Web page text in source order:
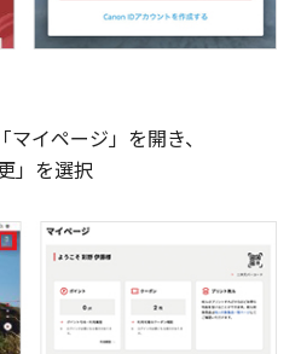
イページ」を開き、
」を選択